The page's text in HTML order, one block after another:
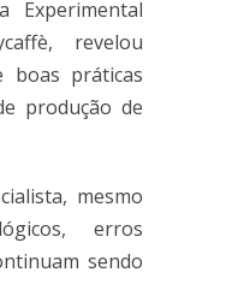
Experimental
revelou
boas práticas
produção de
mesmo
erros
sendo